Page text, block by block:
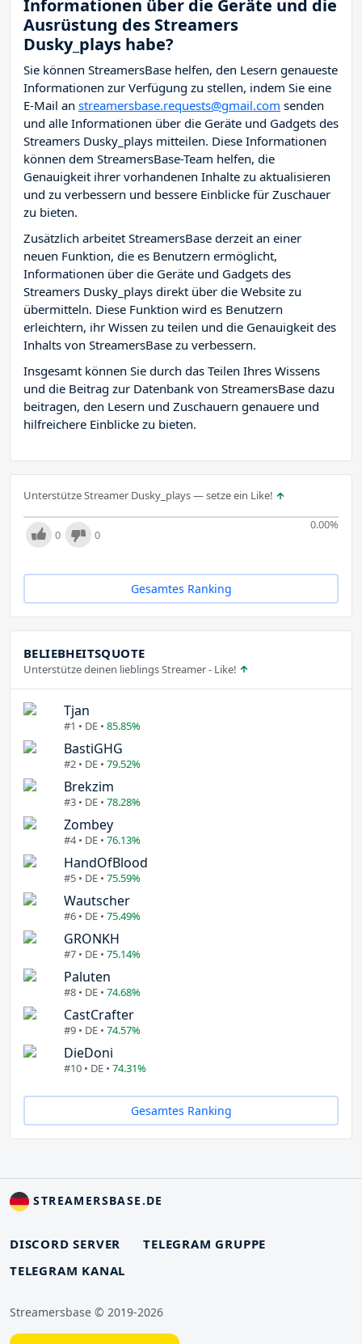
Informationen über die Geräte und die
Ausrüstung des Streamers
Dusky_plays habe?
Sie können StreamersBase helfen, den Lesern genaueste
Informationen zur Verfügung zu stellen, indem Sie eine
E-Mail an streamersbase.requests@gmail.com senden
und alle Informationen über die Geräte und Gadgets des
Streamers Dusky_plays mitteilen. Diese Informationen
können dem StreamersBase-Team helfen, die
Genauigkeit ihrer vorhandenen Inhalte zu aktualisieren
und zu verbessern und bessere Einblicke für Zuschauer
zu bieten.
Zusätzlich arbeitet StreamersBase derzeit an einer
neuen Funktion, die es Benutzern ermöglicht,
Informationen über die Geräte und Gadgets des
Streamers Dusky_plays direkt über die Website zu
übermitteln. Diese Funktion wird es Benutzern
erleichtern, ihr Wissen zu teilen und die Genauigkeit des
Inhalts von StreamersBase zu verbessern.
Insgesamt können Sie durch das Teilen Ihres Wissens
und die Beitrag zur Datenbank von StreamersBase dazu
beitragen, den Lesern und Zuschauern genauere und
hilfreichere Einblicke zu bieten.
Unterstütze Streamer Dusky_plays — setze ein Like!
0.00%
0 0
Gesamtes Ranking
BELIEBHEITSQUOTE
Unterstütze deinen lieblings Streamer - Like!
Tjan
#1 • DE • 85.85%
BastiGHG
#2 • DE • 79.52%
Brekzim
#3 • DE • 78.28%
Zombey
#4 • DE • 76.13%
HandOfBlood
#5 • DE • 75.59%
Wautscher
#6 • DE • 75.49%
GRONKH
#7 • DE • 75.14%
Paluten
#8 • DE • 74.68%
CastCrafter
#9 • DE • 74.57%
DieDoni
#10 • DE • 74.31%
Gesamtes Ranking
STREAMERSBASE.DE
DISCORD SERVER
TELEGRAM GRUPPE
TELEGRAM KANAL
Streamersbase © 2019-2026